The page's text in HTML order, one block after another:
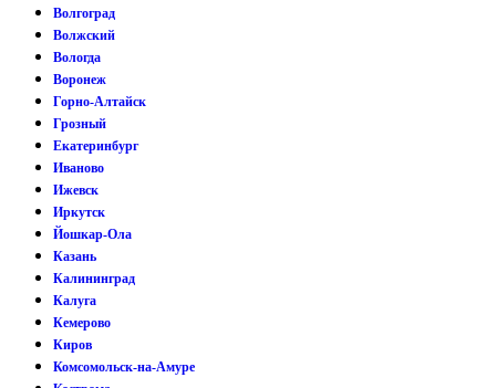
Волгоград
Волжский
Вологда
Воронеж
Горно-Алтайск
Грозный
Екатеринбург
Иваново
Ижевск
Иркутск
Йошкар-Ола
Казань
Калининград
Калуга
Кемерово
Киров
Комсомольск-на-Амуре